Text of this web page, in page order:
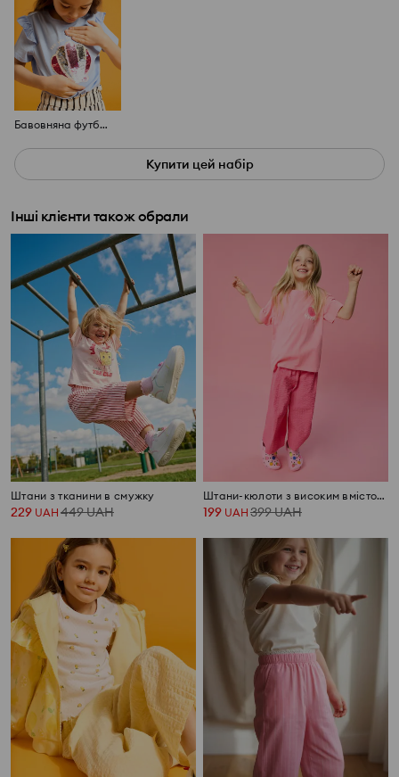
Бавовняна футболка з паєтками з мотивом мушлі
Купити цей набір
Інші клієнти також обрали
Штани з тканини в смужку
229 UAH 449UAH
Штани-кюлоти з високим вмістом бавовни
199 UAH 399UAH